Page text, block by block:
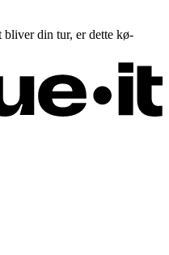
din tur, er dette kø-